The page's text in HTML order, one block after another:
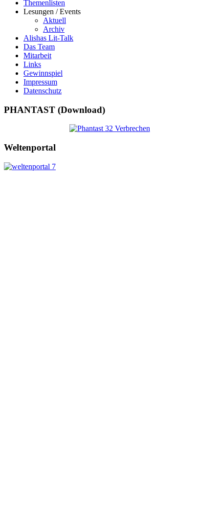
Themenlisten
Lesungen / Events
Aktuell
Archiv
Alishas Lit-Talk
Das Team
Mitarbeit
Links
Gewinnspiel
Impressum
Datenschutz
PHANTAST (Download)
Weltenportal